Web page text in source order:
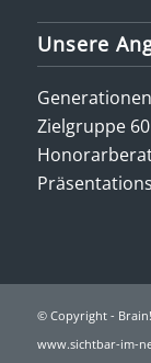
Unsere
Zielgruppe
© Copyright -
www.sichtbar-im-